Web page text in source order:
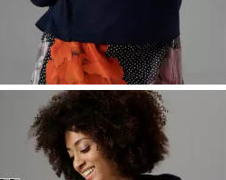
ANISTON SELECTED
Bolero mit 2 Knöpfen
ab 25,99 € UVP29,99 €